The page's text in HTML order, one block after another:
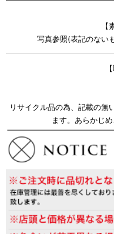
【
写真参照(表記のない
リサイクル品の為、記載の無
ます。あらかじ